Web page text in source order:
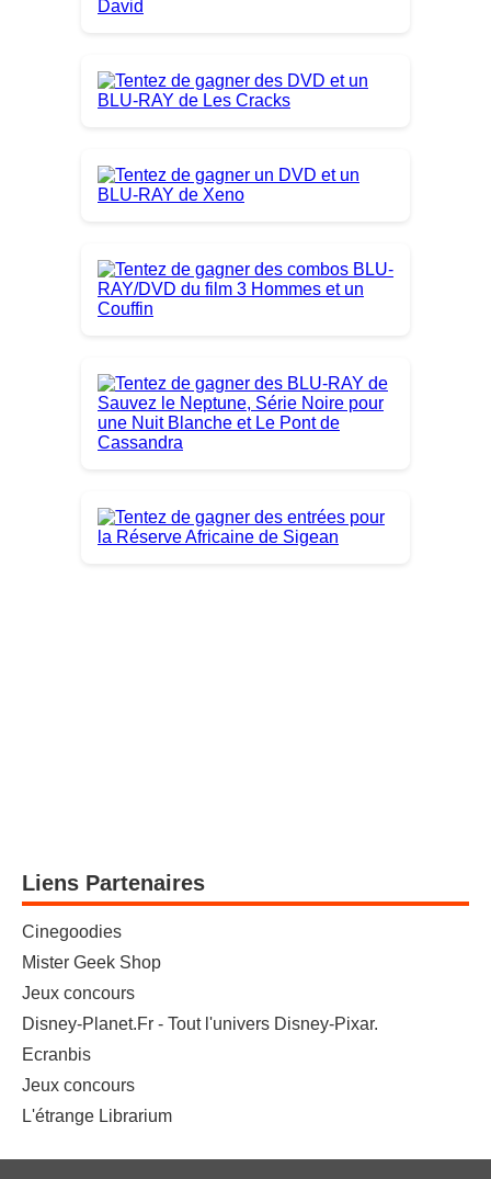
Liens Partenaires
Cinegoodies
Mister Geek Shop
Jeux concours
Disney-Planet.Fr - Tout l'univers Disney-Pixar.
Ecranbis
Jeux concours
L'étrange Librarium